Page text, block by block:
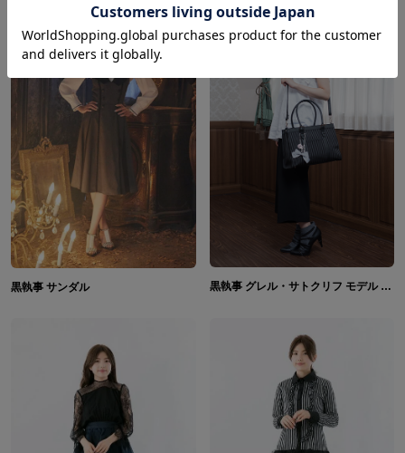
黒執事 サンダル 黒執事 グレル・サトクリフ モデル ウィリアム・T・スピアーズ モデル ロナルド・ノックス モデル バッグ